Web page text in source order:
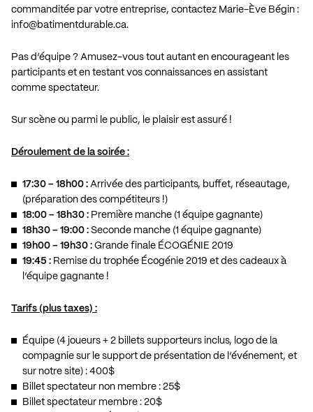
commanditée par votre entreprise, contactez Marie-Ève Bégin :
info@batimentdurable.ca.
Pas d’équipe ? Amusez-vous tout autant en encourageant les
participants et en testant vos connaissances en assistant
comme spectateur.
Sur scène ou parmi le public, le plaisir est assuré !
Déroulement de la soirée :
17:30 – 18h00 : Arrivée des participants, buffet, réseautage,
(préparation des compétiteurs !)
18:00 – 18h30 : Première manche (1 équipe gagnante)
18h30 – 19:00 : Seconde manche (1 équipe gagnante)
19h00 – 19h30 : Grande finale ÉCOGÉNIE 2019
19:45 : Remise du trophée Écogénie 2019 et des cadeaux à
l’équipe gagnante !
Tarifs (plus taxes) :
Équipe (4 joueurs + 2 billets supporteurs inclus, logo de la
compagnie sur le support de présentation de l’événement, et
sur notre site) : 400$
Billet spectateur non membre : 25$
Billet spectateur membre : 20$